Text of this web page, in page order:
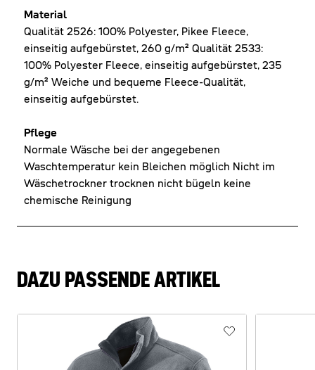
Material
Qualität 2526: 100% Polyester, Pikee Fleece,
einseitig aufgebürstet, 260 g/m² Qualität 2533:
100% Polyester Fleece, einseitig aufgebürstet, 235
g/m² Weiche und bequeme Fleece-Qualität,
einseitig aufgebürstet.
Pflege
Normale Wäsche bei der angegebenen
Waschtemperatur kein Bleichen möglich Nicht im
Wäschetrockner trocknen nicht bügeln keine
chemische Reinigung
DAZU PASSENDE ARTIKEL